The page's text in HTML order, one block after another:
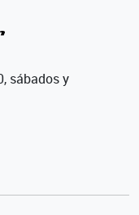
sábados y